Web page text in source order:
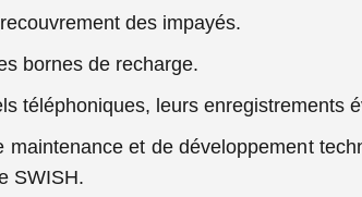
des impayés.
bornes de recharge.
téléphoniques, leurs enregistrements
maintenance et de développement
SWISH.